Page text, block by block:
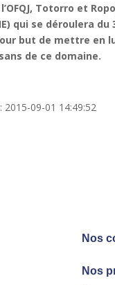
l’OFQJ, Totorro et
qui se déroulera du
but de mettre en
de ce domaine.
09-01 14:49:52
Nos
Nos